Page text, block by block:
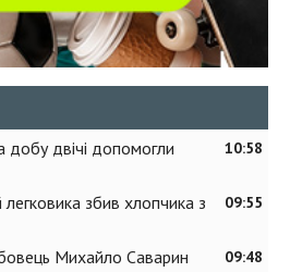
10:58
добу двічі допомогли
09:55
збив хлопчика з
09:48
Михайло Саварин